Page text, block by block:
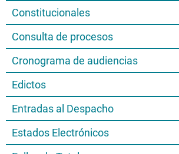
Constitucionales
Consulta de procesos
Cronograma de audiencias
Edictos
Entradas al Despacho
Estados Electrónicos